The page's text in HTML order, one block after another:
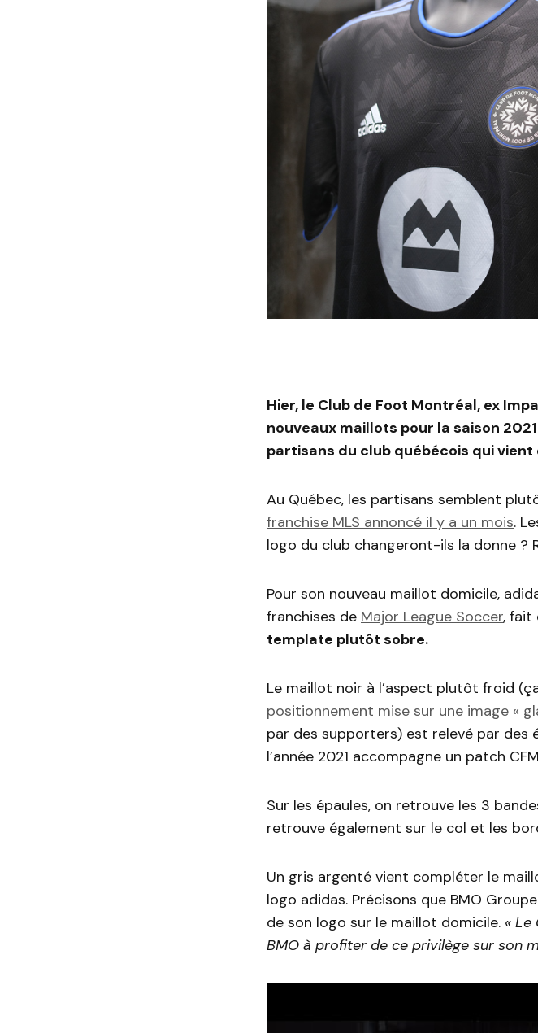
Hier, le Club de Foot Montréal, ex
nouveaux maillots pour la saison
partisans du club québécois qui
Au Québec, les partisans semblent
franchise MLS annoncé il y a un mois.
logo du club changeront-ils la donne ?
Pour son nouveau maillot domicile,
franchises de Major League Soccer, fait
template plutôt sobre.
Le maillot noir à l’aspect plutôt froid
positionnement mise sur une image «
par des supporters) est relevé par des
l’année 2021 accompagne un patch
Sur les épaules, on retrouve les 3
retrouve également sur le col et les
Un gris argenté vient compléter le
logo adidas. Précisons que BMO
de son logo sur le maillot domicile. «
BMO à profiter de ce privilège sur son